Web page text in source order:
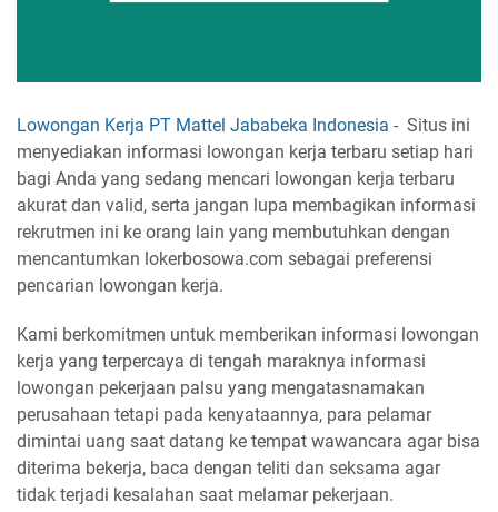
Lowongan Kerja PT Mattel Jababeka Indonesia - Situs ini
menyediakan informasi lowongan kerja terbaru setiap hari
bagi Anda yang sedang mencari lowongan kerja terbaru
akurat dan valid, serta jangan lupa membagikan informasi
rekrutmen ini ke orang lain yang membutuhkan dengan
mencantumkan lokerbosowa.com sebagai preferensi
pencarian lowongan kerja.
Kami berkomitmen untuk memberikan informasi lowongan
kerja yang terpercaya di tengah maraknya informasi
lowongan pekerjaan palsu yang mengatasnamakan
perusahaan tetapi pada kenyataannya, para pelamar
dimintai uang saat datang ke tempat wawancara agar bisa
diterima bekerja, baca dengan teliti dan seksama agar
tidak terjadi kesalahan saat melamar pekerjaan.